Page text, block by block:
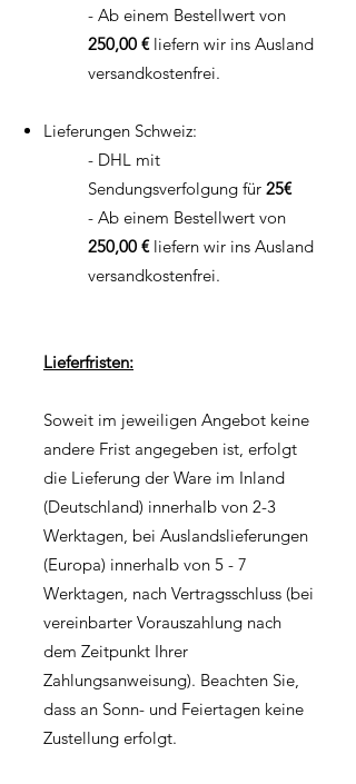
- Ab einem Bestellwert von
250,00 €liefern wir ins Ausland
versandkostenfrei.
Lieferungen Schweiz:
- DHL mit
Sendungsverfolgung für 25€
- Ab einem Bestellwert von
250,00 €liefern wir ins Ausland
versandkostenfrei.
Lieferfristen:
Soweit im jeweiligen Angebot keine
andere Frist angegeben ist, erfolgt
die Lieferung der Ware im Inland
(Deutschland) innerhalb von 2-3
Werktagen, bei Auslandslieferungen
(Europa) innerhalb von 5 - 7
Werktagen, nach Vertragsschluss (bei
vereinbarter Vorauszahlung nach
dem Zeitpunkt Ihrer
Zahlungsanweisung). Beachten Sie,
dass an Sonn- und Feiertagen keine
Zustellung erfolgt.